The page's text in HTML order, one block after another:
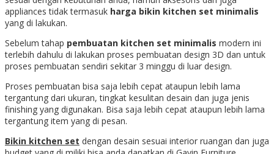
appliances tidak termasuk harga bikin kitchen set minimalis
yang di lakukan.
Sebelum tahap pembuatan kitchen set minimalis modern ini
terlebih dahulu di lakukan proses pembuatan design 3D dan untuk
proses pembuatan sendiri sekitar 3 minggu di luar design.
Proses pembuatan bisa saja lebih cepat ataupun lebih lama
tergantung dari ukuran, tingkat kesulitan desain dan juga jenis
finishing yang digunakan. Bisa saja lebih cepat ataupun lebih lama
tergantung item yang di pesan.
Bikin kitchen set dengan desain sesuai interior ruangan dan juga